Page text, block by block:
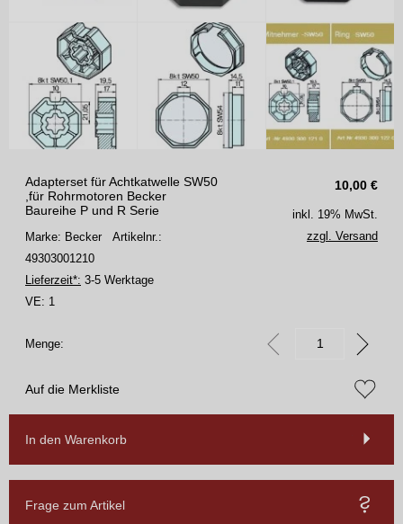
10,00 €
Adapterset für Achtkatwelle SW50
,für Rohrmotoren Becker
Baureihe P und R Serie
Marke: Becker Artikelnr.:
49303001210
Lieferzeit*: 3-5 Werktage
VE: 1
inkl. 19% MwSt.
zzgl. Versand
Menge:
Auf die Merkliste
In den Warenkorb
Frage zum Artikel